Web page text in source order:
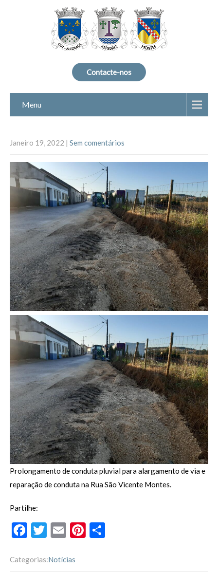
Contacte-nos
Menu
Janeiro 19, 2022 | Sem comentários
Prolongamento de conduta pluvial para alargamento de via e
reparação de conduta na Rua São Vicente Montes.
Partilhe:
F
e
T
itt
E
ai
Pi
Categorias:Notícias